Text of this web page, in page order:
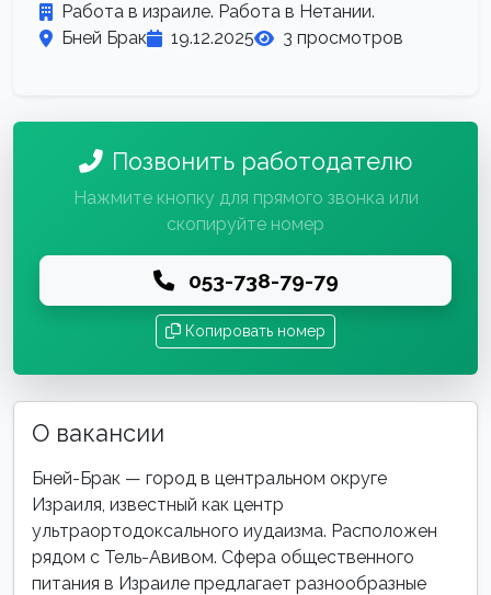
Работа в израиле. Работа в Нетании.
Бней Брак
19.12.2025 3 просмотров
Позвонить работодателю
Нажмите кнопку для прямого звонка или
скопируйте номер
053-738-79-79
Копировать номер
О вакансии
Бней-Брак — город в центральном округе
Израиля, известный как центр
ультраортодоксального иудаизма. Расположен
рядом с Тель-Авивом. Сфера общественного
питания в Израиле предлагает разнообразные